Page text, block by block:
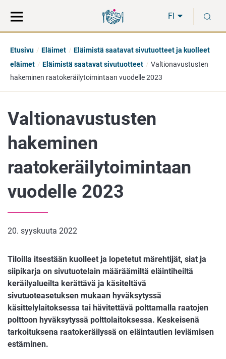
suoraan
sisältöön
koko
sivuston
FI
Etusivu Eläimet
Eläimistä saatavat sivutuotteet ja kuolleet
eläimet
Eläimistä saatavat sivutuotteet
Valtionavustusten
hakeminen raatokeräilytoimintaan vuodelle 2023
Valtionavustusten
hakeminen
raatokeräilytoimintaan
vuodelle 2023
20. syyskuuta 2022
Tiloilla itsestään kuolleet ja lopetetut märehtijät, siat ja
siipikarja on sivutuotelain määräämiltä eläintiheiltä
keräilyalueilta kerättävä ja käsiteltävä
sivutuoteasetuksen mukaan hyväksytyssä
käsittelylaitoksessa tai hävitettävä polttamalla raatojen
polttoon hyväksytyssä polttolaitoksessa. Keskeisenä
tarkoituksena raatokeräilyssä on eläintautien leviämisen
estäminen.